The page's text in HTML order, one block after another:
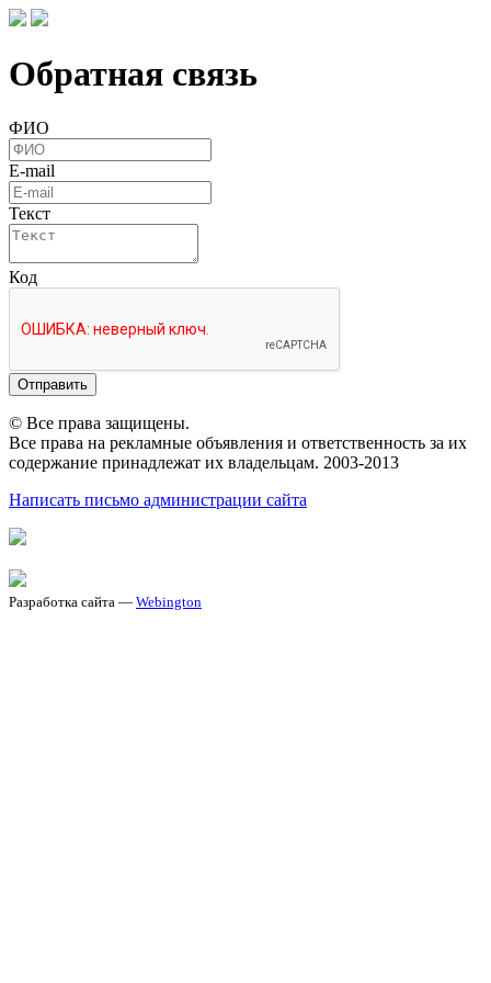
Обратная связь
ФИО
E-mail
Текст
Код
Отправить
© Все права защищены.
Все права на рекламные объявления и ответственность за их
содержание принадлежат их владельцам. 2003-2013
Написать письмо администрации сайта
Разработка сайта — Webington